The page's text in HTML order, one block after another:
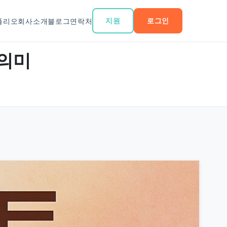
리오회사소개블로그연락처 지원 로그인
미